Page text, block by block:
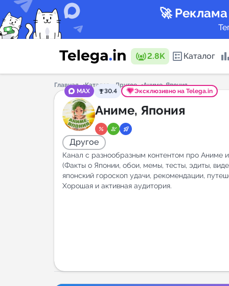
🚀
2.8K Каталог
Каталог
Главная Каталог Другое
Аниме, Япония
MAX
30.4 Эксклюзивно на Telega.in
Аниме, Япония
Другое
Канал с разнообразным контентом про Аниме
(Факты о Японии, обои, мемы, тесты, эдиты,
японский гороскоп удачи, рекомендации,
Хорошая и активная аудитория.